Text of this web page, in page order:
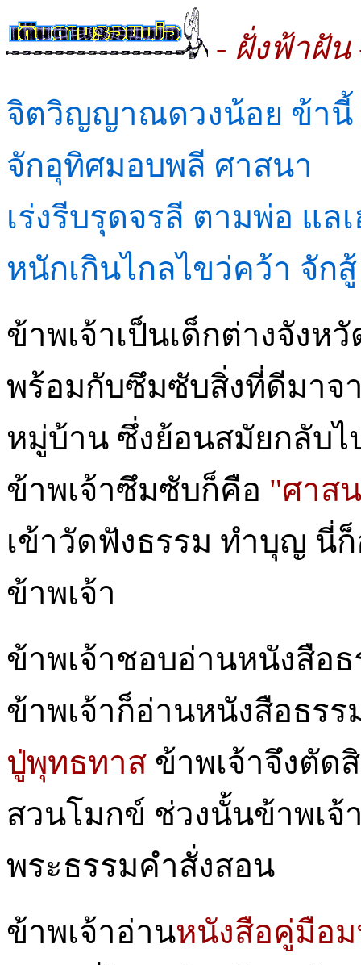
- ฝั่งฟ้าฝัน
จิตวิญญาณดวงน้อย ข้านี้
จักอุทิศมอบพลี ศาสนา
เร่งรีบรุดจรลี ตามพ่อ แล
หนักเกินไกลไขว่คว้า จัก
ข้าพเจ้าเป็นเด็กต่างจังห
พร้อมกับซึมซับสิ่งที่ดีมาจ
หมู่บ้าน ซึ่งย้อนสมัยกลับไ
ข้าพเจ้าซึมซับก็คือ "ศาส
เข้าวัดฟังธรรม ทำบุญ นี่
ข้าพเจ้า
ข้าพเจ้าชอบอ่านหนังสือธ
ข้าพเจ้าก็อ่านหนังสือธร
ปู่พุทธทาส ข้าพเจ้าจึงตัด
สวนโมกข์ ช่วงนั้นข้าพเจ้
พระธรรมคำสั่งสอน
ข้าพเจ้าอ่านหนังสือคู่มือ